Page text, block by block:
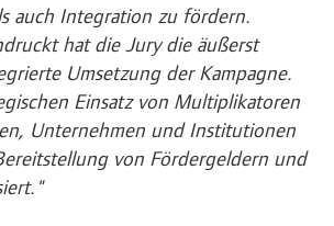
auch Integration zu fördern.
hat die Jury die äußerst
Umsetzung der Kampagne.
Einsatz von Multiplikatoren
Unternehmen und Institutionen
von Fördergeldern und